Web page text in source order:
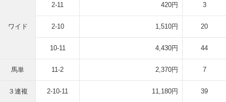
ワイド
2-11 420円 3
2-10 1,510円 20
10-11 4,430円 44
馬単 11-2 2,370円 7
３連複 2-10-11 11,180円 39